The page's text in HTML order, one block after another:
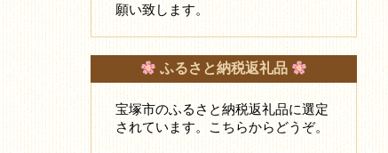
願い致します。
ふるさと納税返礼品
宝塚市のふるさと納税返礼品に選定
されています。こちらからどうぞ。